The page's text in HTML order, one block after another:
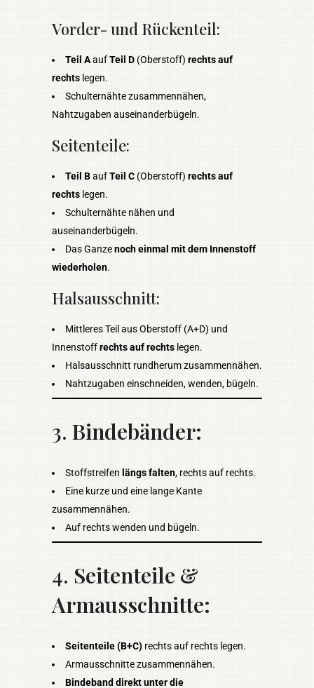
Vorder- und Rückenteil:
Teil AaufTeil D (Oberstoff) rechts auf
rechts legen.
Schulternähte zusammennähen,
Nahtzugaben auseinanderbügeln.
Seitenteile:
Teil BaufTeil C (Oberstoff) rechts auf
rechts legen.
Schulternähte nähen und
auseinanderbügeln.
Das Ganzenoch einmal mit dem Innenstoff
wiederholen.
Halsausschnitt:
Mittleres Teil aus Oberstoff (A+D) und
Innenstoffrechts auf rechts legen.
Halsausschnitt rundherum zusammennähen.
Nahtzugaben einschneiden, wenden, bügeln.
3. Bindebänder:
Stoffstreifen längs falten, rechts auf rechts.
Eine kurze und eine lange Kante
zusammennähen.
Auf rechts wenden und bügeln.
4. Seitenteile &
Armausschnitte:
Seitenteile (B+C) rechts auf rechts legen.
Armausschnitte zusammennähen.
Bindeband direkt unter die